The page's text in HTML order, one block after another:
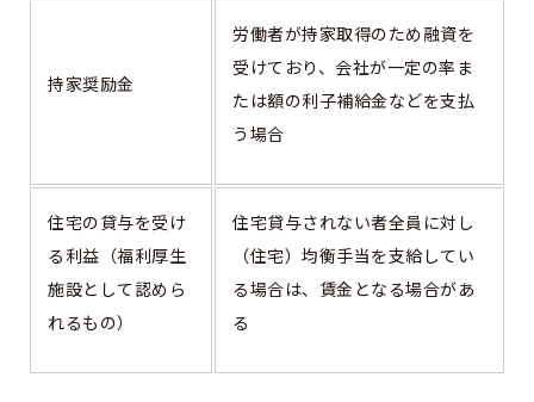
持家奨励金
労働者が持家取得のため融資を
受けており、会社が一定の率ま
たは額の利子補給金などを支払
う場合
住宅の貸与を受け
る利益（福利厚生
施設として認めら
れるもの）
住宅貸与されない者全員に対し
（住宅）均衡手当を支給してい
る場合は、賃金となる場合があ
る